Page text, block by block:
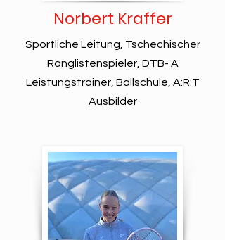
Norbert Kraffer
Sportliche Leitung, Tschechischer
Ranglistenspieler, DTB- A
Leistungstrainer, Ballschule, A:R:T
Ausbilder